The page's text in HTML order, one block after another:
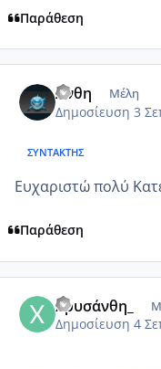
Παράθεση
Ανθη Μέλη
Δημοσίευση 3
ΣΥΝΤΆΚΤΗΣ
Ευχαριστώ πολύ
Παράθεση
Χρυσάνθη_
Δημοσίευση 4